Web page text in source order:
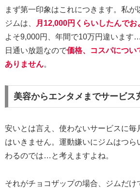
まず第一印象はこれにつきます。私が
ジムは、
月12,000円くらいしたんでお
よそ9,000円、年間で10万円違います
日通い放題なので価格、コスパについ
ありません。
美容からエンタメまでサービス
安いとは言え、使わないサービスに毎
はいきません。運動嫌いにジムはつら
わるのでは…と考えますよね。
それがチョコザップの場合、ジムだけ